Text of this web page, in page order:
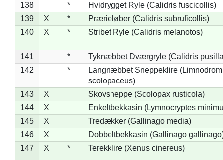
138
*
Hvidrygget Ryle (Calidris fuscicollis)
139
X *
Prærieløber (Calidris subruficollis)
140
X * Stribet Ryle (Calidris melanotos)
141 *
Tyknæbbet Dværgryle (Calidris
142
*
Langnæbbet Sneppeklire
scolopaceus)
143
X
Skovsneppe (Scolopax rusticola)
144
X
Enkeltbekkasin (Lymnocryptes
145
X
Tredækker (Gallinago media)
146
X
Dobbeltbekkasin (Gallinago
147
X * Terekklire (Xenus cinereus)